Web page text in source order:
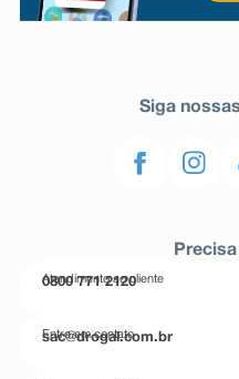
Siga
Atendimento ao cliente
0800 771 2120
Entre em contato
sac@drogal.com.br